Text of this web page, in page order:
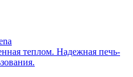
теплом. Надежная печь-